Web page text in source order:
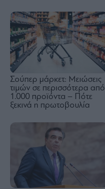
Σούπερ μάρκετ: Μειώσεις
τιμών σε περισσότερα από
1.000 προϊόντα – Πότε
ξεκινά η πρωτοβουλία